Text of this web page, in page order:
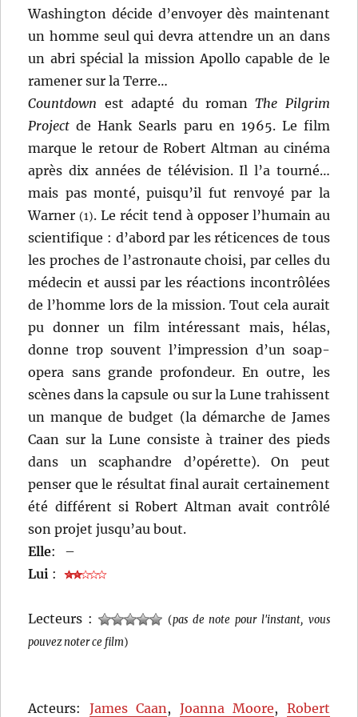
Washington décide d’envoyer dès maintenant
un homme seul qui devra attendre un an dans
un abri spécial la mission Apollo capable de le
ramener sur la Terre…
Countdown est adapté du romanThe Pilgrim
Project de Hank Searls paru en 1965. Le film
marque le retour de Robert Altman au cinéma
après dix années de télévision. Il l’a tourné…
mais pas monté, puisqu’il fut renvoyé par la
Warner(1). Le récit tend à opposer l’humain au
scientifique : d’abord par les réticences de tous
les proches de l’astronaute choisi, par celles du
médecin et aussi par les réactions incontrôlées
de l’homme lors de la mission. Tout cela aurait
pu donner un film intéressant mais, hélas,
donne trop souvent l’impression d’un soap-
opera sans grande profondeur. En outre, les
scènes dans la capsule ou sur la Lune trahissent
un manque de budget (la démarche de James
Caan sur la Lune consiste à trainer des pieds
dans un scaphandre d’opérette). On peut
penser que le résultat final aurait certainement
été différent si Robert Altman avait contrôlé
son projet jusqu’au bout.
Elle:
–
Lui :
Lecteurs : (pas de note pour l'instant, vous
pouvez noter ce film)
Acteurs: James Caan , Joanna Moore, Robert